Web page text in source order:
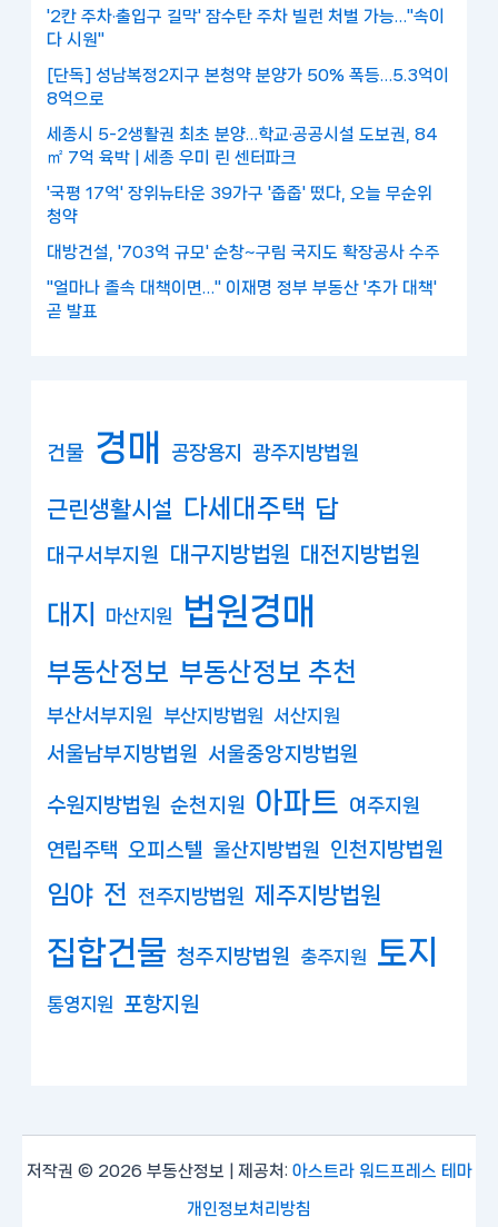
'2칸 주차·출입구 길막' 잠수탄 주차 빌런 처벌 가능…"속이
다 시원"
[단독] 성남복정2지구 본청약 분양가 50% 폭등…5.3억이
8억으로
세종시 5-2생활권 최초 분양…학교·공공시설 도보권, 84
㎡ 7억 육박 | 세종 우미 린 센터파크
'국평 17억' 장위뉴타운 39가구 '줍줍' 떴다, 오늘 무순위
청약
대방건설, '703억 규모' 순창~구림 국지도 확장공사 수주
"얼마나 졸속 대책이면…" 이재명 정부 부동산 '추가 대책'
곧 발표
건물 경매 공장용지 광주지방법원
근린생활시설 다세대주택 답
대구서부지원 대구지방법원 대전지방법원
대지 마산지원 법원경매
부동산정보 부동산정보 추천
부산서부지원 부산지방법원 서산지원
서울남부지방법원 서울중앙지방법원
수원지방법원 순천지원 아파트 여주지원
연립주택 오피스텔 울산지방법원 인천지방법원
임야 전 전주지방법원 제주지방법원
집합건물 청주지방법원 충주지원 토지
통영지원 포항지원
저작권 © 2026 부동산정보 | 제공처: 아스트라 워드프레스 테마
개인정보처리방침